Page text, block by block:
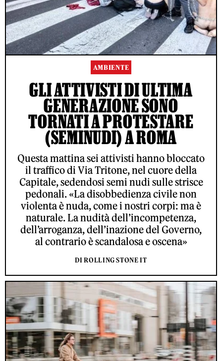
AMBIENTE
GLI ATTIVISTI DI ULTIMA
GENERAZIONE SONO
TORNATI A PROTESTARE
(SEMINUDI) A ROMA
Questa mattina sei attivisti hanno bloccato
il traffico di Via Tritone, nel cuore della
Capitale, sedendosi semi nudi sulle strisce
pedonali. «La disobbedienza civile non
violenta è nuda, come i nostri corpi: ma è
naturale. La nudità dell’incompetenza,
dell’arroganza, dell’inazione del Governo,
al contrario è scandalosa e oscena»
DI ROLLING STONE IT